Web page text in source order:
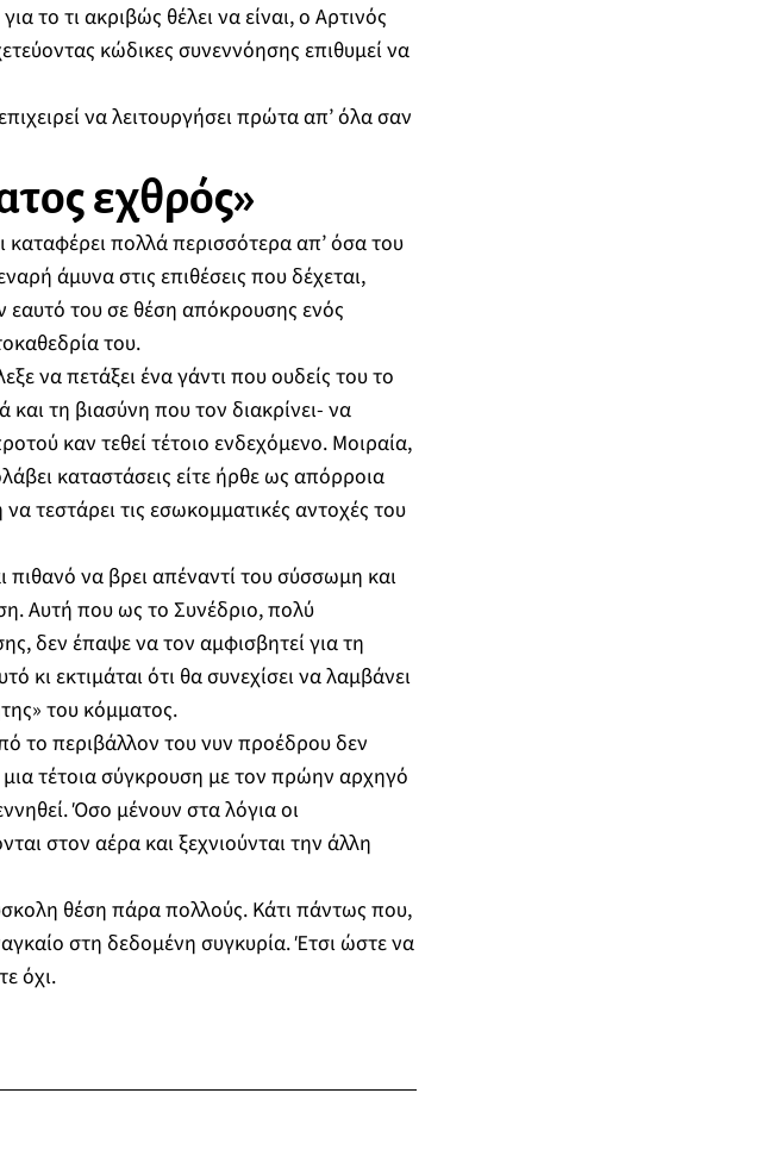
το τι ακριβώς θέλει να είναι, ο Αρτινός
κώδικες συνεννόησης επιθυμεί να
να λειτουργήσει πρώτα απ’ όλα σαν
εχθρός»
καταφέρει πολλά περισσότερα απ’ όσα του
άμυνα στις επιθέσεις που δέχεται,
εαυτό του σε θέση απόκρουσης ενός
του.
να πετάξει ένα γάντι που ουδείς του το
τη βιασύνη που τον διακρίνει- να
καν τεθεί τέτοιο ενδεχόμενο. Μοιραία,
καταστάσεις είτε ήρθε ως απόρροια
τεστάρει τις εσωκομματικές αντοχές του
πιθανό να βρει απέναντί του σύσσωμη και
Αυτή που ως το Συνέδριο, πολύ
δεν έπαψε να τον αμφισβητεί για τη
κι εκτιμάται ότι θα συνεχίσει να λαμβάνει
του κόμματος.
το περιβάλλον του νυν προέδρου δεν
τέτοια σύγκρουση με τον πρώην αρχηγό
Όσο μένουν στα λόγια οι
στον αέρα και ξεχνιούνται την άλλη
θέση πάρα πολλούς. Κάτι πάντως που,
στη δεδομένη συγκυρία. Έτσι ώστε να
όχι.